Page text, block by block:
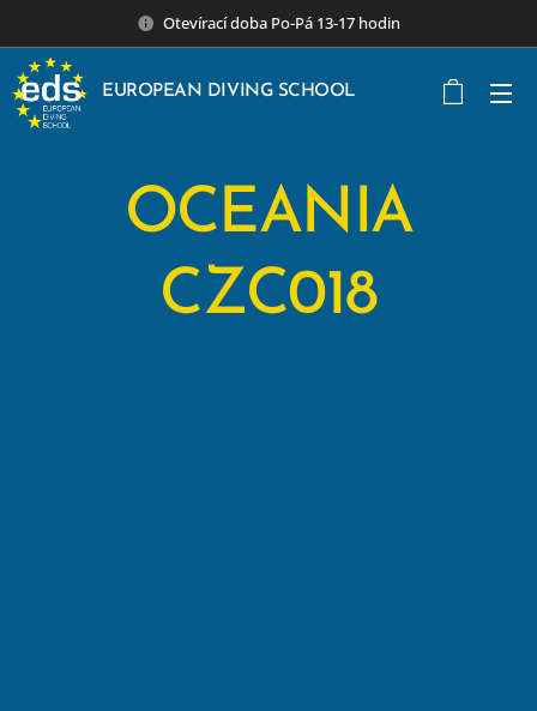
Otevírací doba Po-Pá 13-17 hodin
EUROPEAN DIVING SCHOOL
OCEANIA
CZC018